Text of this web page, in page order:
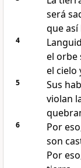
será
que así
4
el orbe
el cielo
5
Sus
violan
6
Por
son
Por